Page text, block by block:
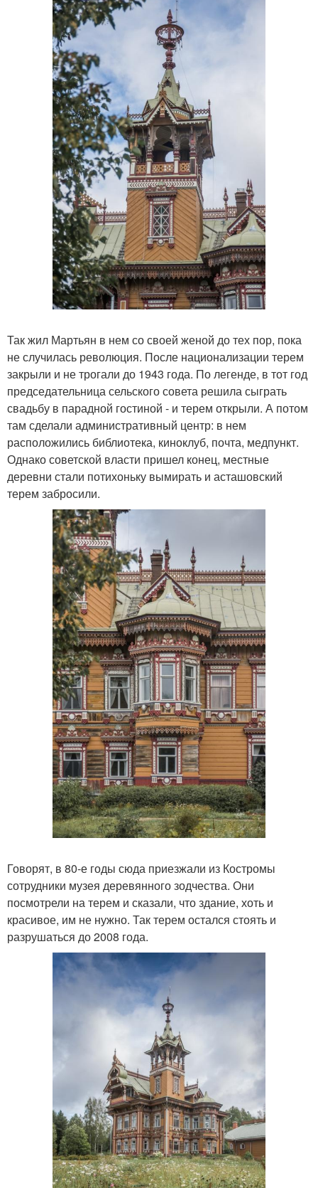
Так жил Мартьян в нем со своей женой до тех пор, пока
не случилась революция. После национализации терем
закрыли и не трогали до 1943 года. По легенде, в тот год
председательница сельского совета решила сыграть
свадьбу в парадной гостиной - и терем открыли. А потом
там сделали административный центр: в нем
расположились библиотека, киноклуб, почта, медпункт.
Однако советской власти пришел конец, местные
деревни стали потихоньку вымирать и асташовский
терем забросили.
Говорят, в 80-е годы сюда приезжали из Костромы
сотрудники музея деревянного зодчества. Они
посмотрели на терем и сказали, что здание, хоть и
красивое, им не нужно. Так терем остался стоять и
разрушаться до 2008 года.